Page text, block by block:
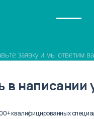
заявку и мы ответим
в написании
квалифицированных